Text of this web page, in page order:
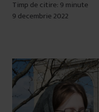
Timp de citire: 9 minute
9 decembrie 2022